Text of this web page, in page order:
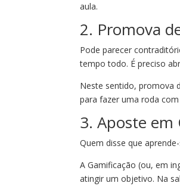
aula.
2. Promova
Pode parecer
tempo todo. É preciso
Neste sentido, promova
para fazer uma roda
3. Aposte em
Quem disse que
A Gamificação (ou, em
atingir um objetivo. Na